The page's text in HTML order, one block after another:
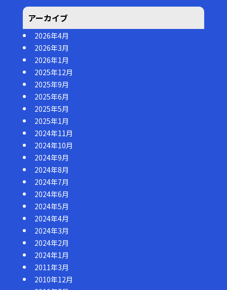
アーカイブ
2026年4月
2026年3月
2026年1月
2025年12月
2025年9月
2025年6月
2025年5月
2025年1月
2024年11月
2024年10月
2024年9月
2024年8月
2024年7月
2024年6月
2024年5月
2024年4月
2024年3月
2024年2月
2024年1月
2011年3月
2010年12月